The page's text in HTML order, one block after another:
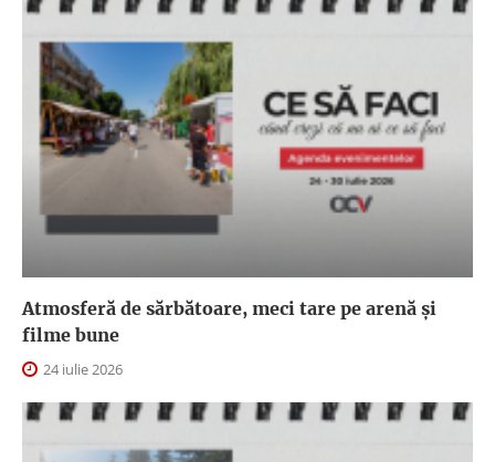
Atmosferă de sărbătoare, meci tare pe arenă și
filme bune
24 iulie 2026